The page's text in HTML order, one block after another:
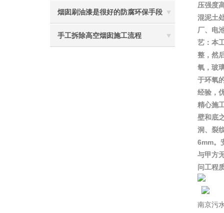
烟囱刷油漆是很好的防腐环保手段
手工拆除高空烟囱施工流程
压强度
混泥土
厂、电
艺：本
整，然
氧，玻
于环氧
经验，
精心施
壁和底
洞、裂
6mm。
与甲方
问工程
南京污